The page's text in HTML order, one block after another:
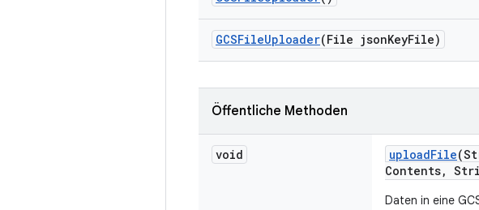
GCSFileUploader(File jsonKeyFile)
Öffentliche Methoden
void uploadFile
Contents,
Daten in eine